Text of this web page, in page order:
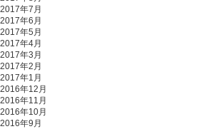
2017年7月
2017年6月
2017年5月
2017年4月
2017年3月
2017年2月
2017年1月
2016年12月
2016年11月
2016年10月
2016年9月